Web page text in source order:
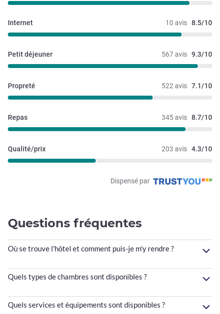
10 avis 8.5/10
Internet
567 avis 9.3/10
Petit déjeuner
522 avis 7.1/10
Propreté
345 avis 8.7/10
Repas
203 avis 4.3/10
Qualité/prix
Dispensé par
Questions fréquentes
Où se trouve l'hôtel et comment puis-je m'y rendre ?
Quels types de chambres sont disponibles ?
Quels services et équipements sont disponibles ?